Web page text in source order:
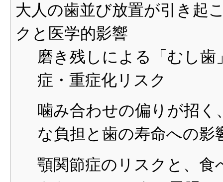
大人の歯並び放置が引き起
クと医学的影響
磨き残しによる「むし歯
症・重症化リスク
噛み合わせの偏りが招く
な負担と歯の寿命への影
顎関節症のリスクと、食